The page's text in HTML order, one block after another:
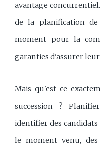
avantage
de la planification
moment pour la
garanties d'assurer
Mais qu'est-ce
succession ?
identifier des
le moment venu,